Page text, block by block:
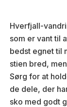
Hverfjall-
som er vant til
bedst egnet til
stien bred,
Sørg for at
de dele, der
sko med godt